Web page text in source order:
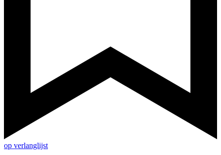
op verlanglijst